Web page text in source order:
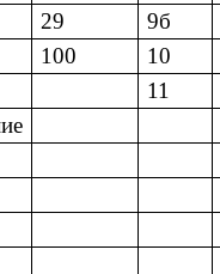
29 9б
100 10
11